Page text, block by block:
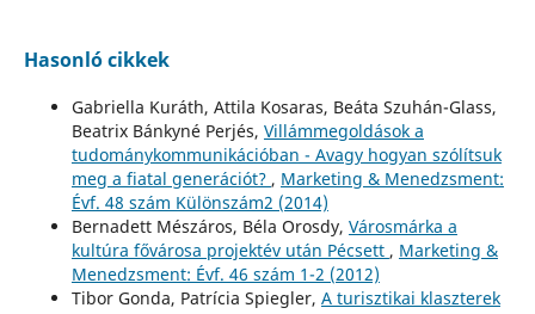
Hasonló cikkek
Gabriella Kuráth, Attila Kosaras, Beáta Szuhán-Glass,
Beatrix Bánkyné Perjés, Villámmegoldások a
tudománykommunikációban - Avagy hogyan szólítsuk
meg a fiatal generációt? , Marketing & Menedzsment:
Évf. 48 szám Különszám2 (2014)
Bernadett Mészáros, Béla Orosdy, Városmárka a
kultúra fővárosa projektév után Pécsett , Marketing &
Menedzsment: Évf. 46 szám 1-2 (2012)
Tibor Gonda, Patrícia Spiegler, A turisztikai klaszterek